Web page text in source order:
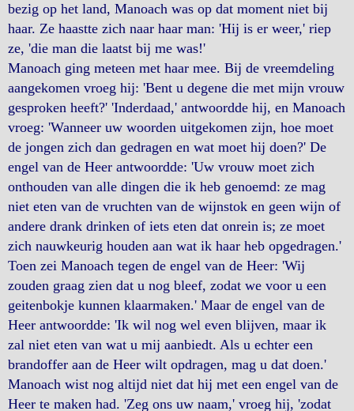
bezig op het land, Manoach was op dat moment niet bij
haar. Ze haastte zich naar haar man: 'Hij is er weer,' riep
ze, 'die man die laatst bij me was!'
Manoach ging meteen met haar mee. Bij de vreemdeling
aangekomen vroeg hij: 'Bent u degene die met mijn vrouw
gesproken heeft?' 'Inderdaad,' antwoordde hij, en Manoach
vroeg: 'Wanneer uw woorden uitgekomen zijn, hoe moet
de jongen zich dan gedragen en wat moet hij doen?' De
engel van de Heer antwoordde: 'Uw vrouw moet zich
onthouden van alle dingen die ik heb genoemd: ze mag
niet eten van de vruchten van de wijnstok en geen wijn of
andere drank drinken of iets eten dat onrein is; ze moet
zich nauwkeurig houden aan wat ik haar heb opgedragen.'
Toen zei Manoach tegen de engel van de Heer: 'Wij
zouden graag zien dat u nog bleef, zodat we voor u een
geitenbokje kunnen klaarmaken.' Maar de engel van de
Heer antwoordde: 'Ik wil nog wel even blijven, maar ik
zal niet eten van wat u mij aanbiedt. Als u echter een
brandoffer aan de Heer wilt opdragen, mag u dat doen.'
Manoach wist nog altijd niet dat hij met een engel van de
Heer te maken had. 'Zeg ons uw naam,' vroeg hij, 'zodat